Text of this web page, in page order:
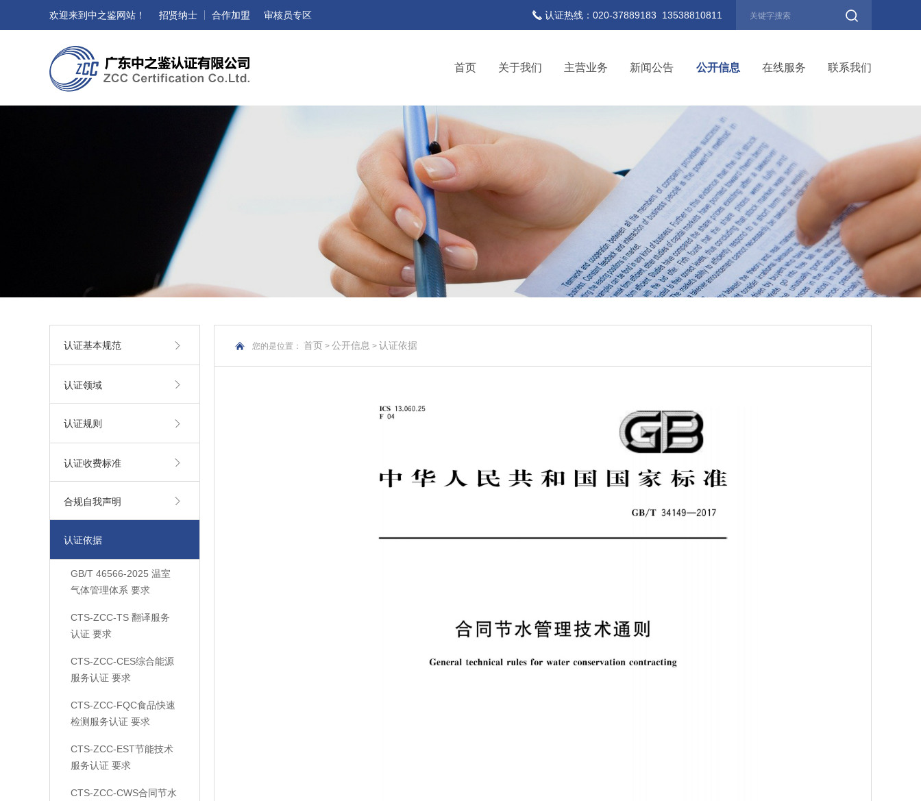
欢迎来到中之鉴网站！ 招贤纳士 合作加盟 审核员专区 认证热线：020-37889183 13538810811
首页 关于我们 主营业务 新闻公告 公开信息 在线服务 联系我们
认证基本规范
认证领域
认证规则
认证收费标准
合规自我声明
认证依据
GB/T 46566-2025 温室
气体管理体系 要求
CTS-ZCC-TS 翻译服务
认证 要求
CTS-ZCC-CES综合能源
服务认证 要求
CTS-ZCC-FQC食品快速
检测服务认证 要求
CTS-ZCC-EST节能技术
服务认证 要求
CTS-ZCC-CWS合同节水
您的是位置： 首页 > 公开信息 > 认证依据